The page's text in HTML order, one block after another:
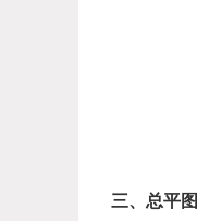
三、总平图